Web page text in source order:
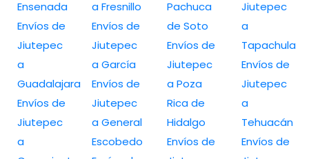
Ensenada
Envíos de
Jiutepec
a
Guadalajara
Envíos de
Jiutepec
a
a Fresnillo
Envíos de
Jiutepec
a García
Envíos de
Jiutepec
a General
Escobedo
Pachuca
de Soto
Envíos de
Jiutepec
a Poza
Rica de
Hidalgo
Envíos de
Jiutepec
a
Tapachula
Envíos de
Jiutepec
a
Tehuacán
Envíos de